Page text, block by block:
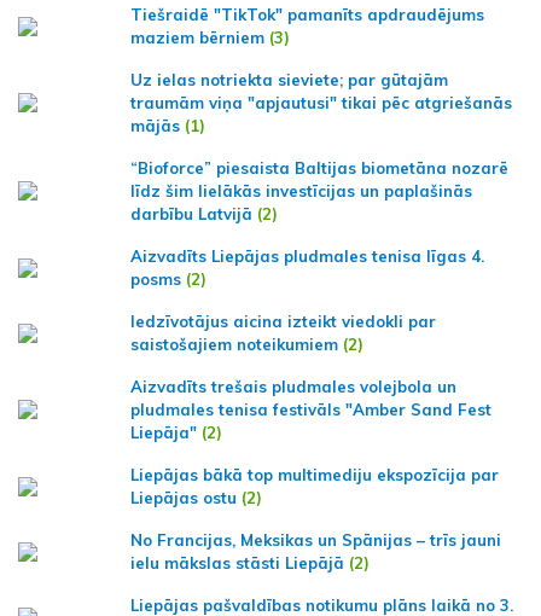
Tiešraidē "TikTok" pamanīts apdraudējums
maziem bērniem (3)
Uz ielas notriekta sieviete; par gūtajām
traumām viņa "apjautusi" tikai pēc atgriešanās
mājās (1)
“Bioforce” piesaista Baltijas biometāna nozarē
līdz šim lielākās investīcijas un paplašinās
darbību Latvijā (2)
Aizvadīts Liepājas pludmales tenisa līgas 4.
posms (2)
Iedzīvotājus aicina izteikt viedokli par
saistošajiem noteikumiem (2)
Aizvadīts trešais pludmales volejbola un
pludmales tenisa festivāls "Amber Sand Fest
Liepāja" (2)
Liepājas bākā top multimediju ekspozīcija par
Liepājas ostu (2)
No Francijas, Meksikas un Spānijas – trīs jauni
ielu mākslas stāsti Liepājā (2)
Liepājas pašvaldības notikumu plāns laikā no 3.